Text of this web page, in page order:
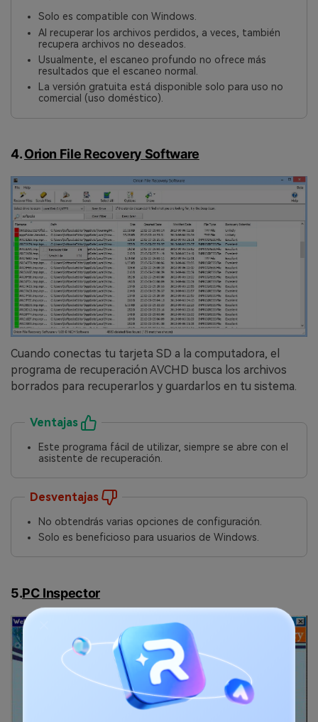
Solo es compatible con Windows.󠀲󠀡󠀩󠀣󠀢󠀢󠀣󠀦󠀧󠀳
Al recuperar los archivos perdidos, a veces, también
recupera archivos no deseados.󠀲󠀡󠀩󠀣󠀢󠀢󠀣󠀦󠀨󠀳
Usualmente, el escaneo profundo no ofrece más
resultados que el escaneo normal.󠀲󠀡󠀩󠀣󠀢󠀢󠀣󠀦󠀩󠀳
La versión gratuita está disponible solo para uso no
comercial (uso doméstico).
4.Orion File Recovery Software
󠀰Cuando conectas tu tarjeta SD a la computadora, el
programa de recuperación AVCHD busca los archivos
borrados para recuperarlos y guardarlos en tu sistema.󠀲󠀡󠀩󠀣󠀢󠀢󠀣󠀧󠀣󠀳
Ventajas
Este programa fácil de utilizar, siempre se abre con el
asistente de recuperación.󠀲󠀡󠀩󠀣󠀢󠀢󠀣󠀧󠀥󠀳
Desventajas
No obtendrás varias opciones de configuración.󠀲󠀡󠀩󠀣󠀢󠀢󠀣󠀧󠀧󠀳
Solo es beneficioso para usuarios de Windows.
5.PC Inspector